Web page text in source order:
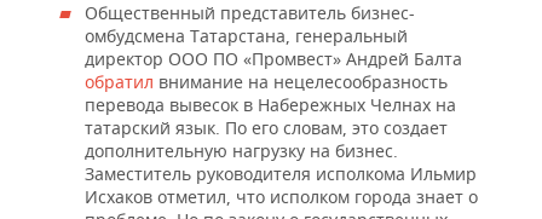
Общественный представитель бизнес-
омбудсмена Татарстана, генеральный
директор ООО ПО «Промвест» Андрей Балта
обратил внимание на нецелесообразность
перевода вывесок в Набережных Челнах на
татарский язык. По его словам, это создает
дополнительную нагрузку на бизнес.
Заместитель руководителя исполкома Ильмир
Исхаков отметил, что исполком города знает о